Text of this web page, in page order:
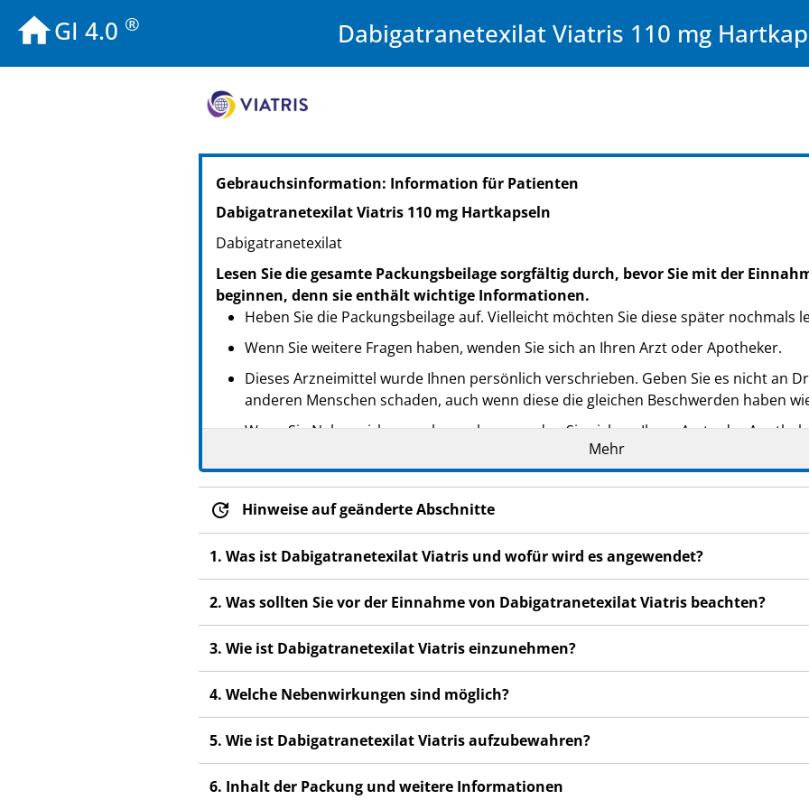
GI 4.0 ® Dabigatranetexilat Viatris 110 mg
PZN: 19158583
PPN: 111915858342
NTIN: 04150191585834
PPN: 111915860826
NTIN: 04150191586084
PZN: 19158614
PPN: 111915861489
NTIN: 04150191586145
Gebrauchsinformation: Information für Patienten
Dabigatranetexilat Viatris 110 mg Hartkapseln
Dabigatranetexilat
Lesen Sie die gesamte Packungsbeilage sorgfältig durch, bevor Sie mit der
beginnen, denn sie enthält wichtige Informationen.
Heben Sie die Packungsbeilage auf. Vielleicht möchten Sie diese später nochmals
Wenn Sie weitere Fragen haben, wenden Sie sich an Ihren Arzt oder Apotheker.
Dieses Arzneimittel wurde Ihnen persönlich verschrieben. Geben Sie es nicht an
anderen Menschen schaden, auch wenn diese die gleichen Beschwerden haben
Wenn Sie Nebenwirkungen bemerken, wenden Sie sich an Ihren Arzt oder
Nebenwirkungen, die nicht in dieser Packungsbeilage angegeben sind. Siehe
Mehr
Hinweise auf geänderte Abschnitte
1. Was ist Dabigatranetexilat Viatris und wofür wird es angewendet?
2. Was sollten Sie vor der Einnahme von Dabigatranetexilat Viatris beachten?
3. Wie ist Dabigatranetexilat Viatris einzunehmen?
4. Welche Nebenwirkungen sind möglich?
5. Wie ist Dabigatranetexilat Viatris aufzubewahren?
6. Inhalt der Packung und weitere Informationen